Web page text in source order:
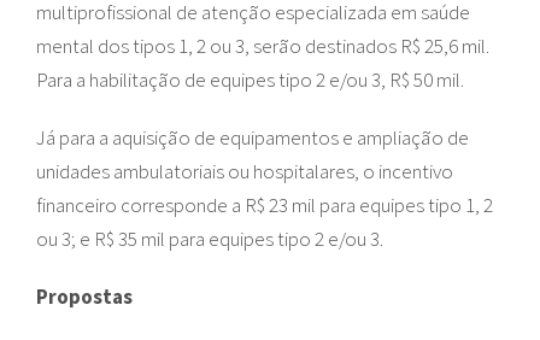
multiprofissional de atenção especializada em saúde
mental dos tipos 1, 2 ou 3, serão destinados R$ 25,6 mil.
Para a habilitação de equipes tipo 2 e/ou 3, R$ 50 mil.
Já para a aquisição de equipamentos e ampliação de
unidades ambulatoriais ou hospitalares, o incentivo
financeiro corresponde a R$ 23 mil para equipes tipo 1, 2
ou 3; e R$ 35 mil para equipes tipo 2 e/ou 3.
Propostas